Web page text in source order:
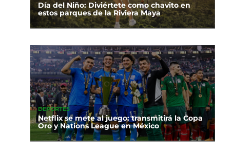
Día del Niño: Diviértete como chavito en
estos parques de la Riviera Maya
DEPORTES
Netflix se mete al juego: transmitirá la Copa
Oro y Nations League en México